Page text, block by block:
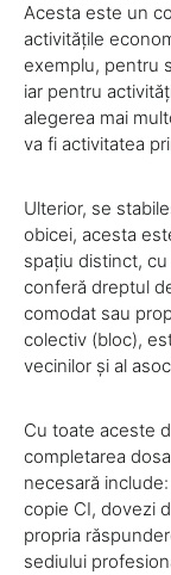
Acesta este un
activitățile
exemplu, pentru
iar pentru
alegerea mai
va fi activitatea
Ulterior, se
obicei, acesta
spațiu distinct,
conferă dreptul
comodat sau
colectiv (bloc),
vecinilor și al
Cu toate aceste
completarea
necesară
copie CI, dovezi
propria
sediului